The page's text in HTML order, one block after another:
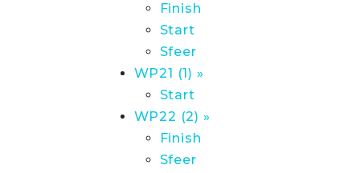
Finish
Start
Sfeer
WP21 (1) »
Start
WP22 (2) »
Finish
Sfeer